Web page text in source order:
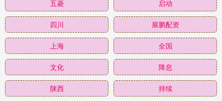
五菱 启动
四川 展鹏配资
上海 全国
文化 降息
陕西 持续